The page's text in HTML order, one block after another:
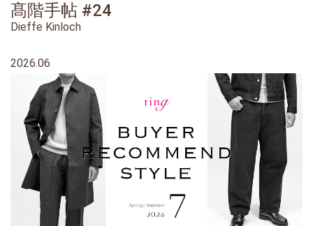
髙階手帖 #24
Dieffe Kinloch
2026.06